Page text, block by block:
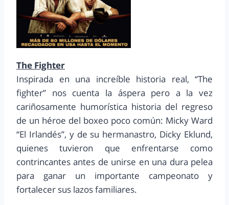
The Fighter
Inspirada en una increíble historia real, “The
fighter” nos cuenta la áspera pero a la vez
cariñosamente humorística historia del regreso
de un héroe del boxeo poco común: Micky Ward
“El Irlandés”, y de su hermanastro, Dicky Eklund,
quienes tuvieron que enfrentarse como
contrincantes antes de unirse en una dura pelea
para ganar un importante campeonato y
fortalecer sus lazos familiares.